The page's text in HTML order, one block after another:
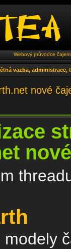
Webový průvodce
vazba, administrace,
nové
modely